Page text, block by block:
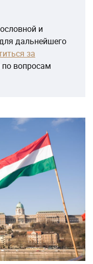
и
дальнейшего
за
вопросам